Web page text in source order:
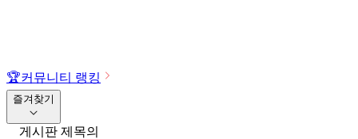
🏆커뮤니티 랭킹
즐겨찾기
게시판 제목의